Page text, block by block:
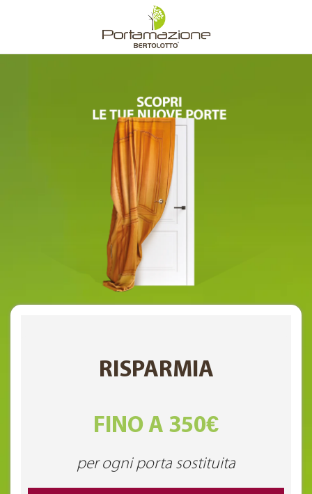
RISPARMIA
FINO A 350€
per ogni porta sostituita